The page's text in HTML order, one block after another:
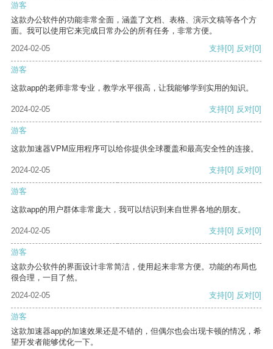
游客
这款办公软件的功能非常全面，涵盖了文档、表格、演示文稿等各个方
面。我可以使用它来完成日常办公的所有任务，非常方便。
2024-02-05
支持[0] 反对[0]
游客
这款app的老师非常专业，教学水平很高，让我能够学到实用的知识。
2024-02-05 支持[0] 反对[0]
游客
这款加速器VPM应用程序可以给你提供全球覆盖和最高安全性的连接。
2024-02-05 支持[0] 反对[0]
游客
这款app的用户群体非常庞大，我可以结识到来自世界各地的朋友。
2024-02-05 支持[0] 反对[0]
游客
这款办公软件的界面设计非常简洁，使用起来非常方便。功能的布局也
很合理，一目了然。
2024-02-05
支持[0] 反对[0]
游客
这款加速器app的加速效果还是不错的，但偶尔也会出现卡顿的情况，希
望开发者能够优化一下。